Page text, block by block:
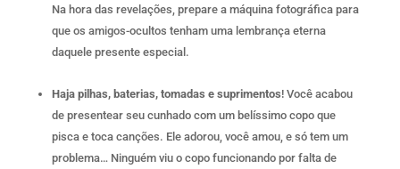
Na hora das revelações, prepare a máquina fotográfica para
que os amigos-ocultos tenham uma lembrança eterna
daquele presente especial.
Haja pilhas, baterias, tomadas e suprimentos! Você acabou
de presentear seu cunhado com um belíssimo copo que
pisca e toca canções. Ele adorou, você amou, e só tem um
problema… Ninguém viu o copo funcionando por falta de